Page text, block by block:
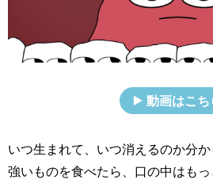
動画はこち
いつ生まれて、いつ消えるのか分
強いものを食べたら、口の中はも